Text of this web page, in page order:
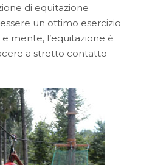
di equitazione
un ottimo esercizio
mente, l’equitazione è
a stretto contatto